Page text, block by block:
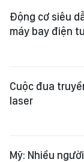
Động cơ siêu
máy bay điện
Cuộc đua
laser
Mỹ: Nhiều